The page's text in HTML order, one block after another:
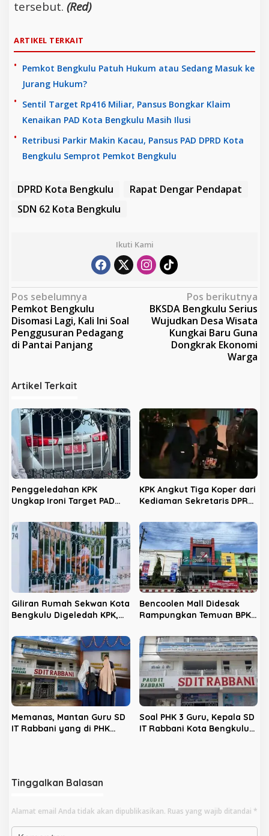
tersebut. (Red)
ARTIKEL TERKAIT
Pemkot Bengkulu Patuh Hukum atau Sedang Masuk ke
Jurang Hukum?
Sentil Target Rp416 Miliar, Pansus Bongkar Klaim
Kenaikan PAD Kota Bengkulu Masih Ilusi
Retribusi Parkir Makin Kacau, Pansus PAD DPRD Kota
Bengkulu Semprot Pemkot Bengkulu
DPRD Kota Bengkulu
Rapat Dengar Pendapat
SDN 62 Kota Bengkulu
Ikuti Kami
N
a
v
i
a
i
p
o
s
Pos sebelumnya
Pemkot Bengkulu
Disomasi Lagi, Kali Ini Soal
Penggusuran Pedagang
di Pantai Panjang
Pos berikutnya
BKSDA Bengkulu Serius
Wujudkan Desa Wisata
Kungkai Baru Guna
Dongkrak Ekonomi
Warga
Artikel Terkait
Penggeledahan KPK
Ungkap Ironi Target PAD
KPK Angkut Tiga Koper dari
Kediaman Sekretaris DPRD
Giliran Rumah Sekwan Kota
Bengkulu Digeledah KPK,
Bencoolen Mall Didesak
Rampungkan Temuan BPK
2026
Memanas, Mantan Guru SD
IT Rabbani yang di PHK
Soal PHK 3 Guru, Kepala SD
IT Rabbani Kota Bengkulu
Tinggalkan Balasan
Alamat email Anda tidak akan dipublikasikan. Ruas yang wajib ditandai *